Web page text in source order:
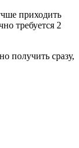
приходить
требуется 2
получить сразу,